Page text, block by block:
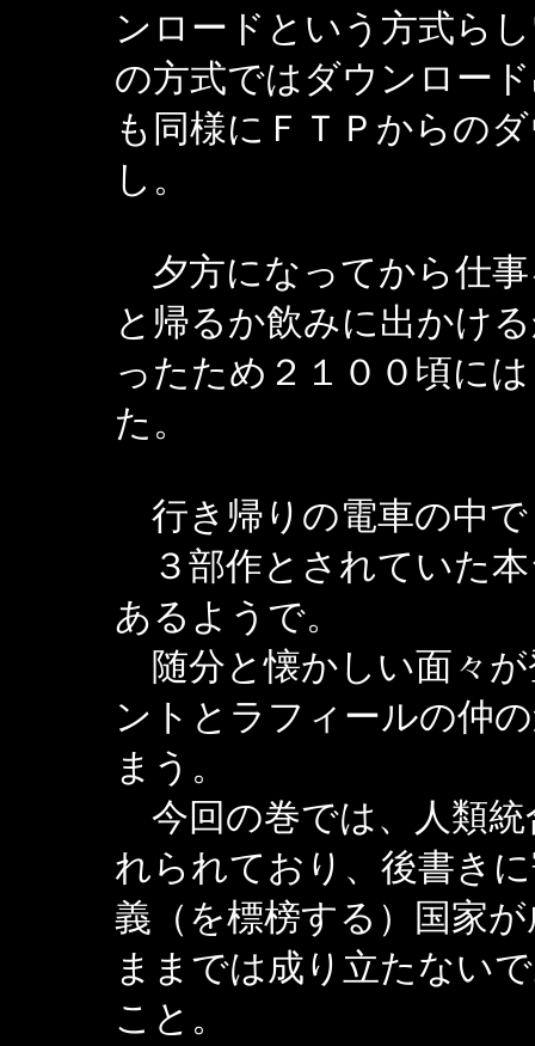
ンロードという方式ら
の方式ではダウンロー
も同様にＦＴＰからの
し。
夕方になってから仕
と帰るか飲みに出かけ
ったため２１００頃に
た。
行き帰りの電車の中で
３部作とされていた
あるようで。
随分と懐かしい面々が
ントとラフィールの仲
まう。
今回の巻では、人類統
れられており、後書き
義（を標榜する）国家
ままでは成り立たない
こと。